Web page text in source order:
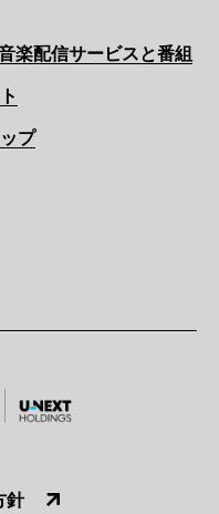
楽配信サービスと番組
プ
針